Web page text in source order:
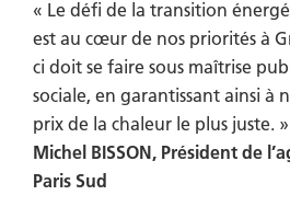
« Le défi de la transition
est au cœur de nos priorités à
ci doit se faire sous maîtrise
sociale, en garantissant ainsi à
prix de la chaleur le plus juste. »
Michel BISSON, Président de
Paris Sud